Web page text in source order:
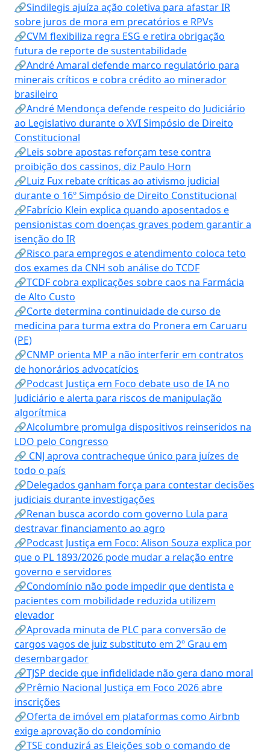
🔗Sindilegis ajuíza ação coletiva para afastar IR
sobre juros de mora em precatórios e RPVs
🔗CVM flexibiliza regra ESG e retira obrigação
futura de reporte de sustentabilidade
🔗André Amaral defende marco regulatório para
minerais críticos e cobra crédito ao minerador
brasileiro
🔗André Mendonça defende respeito do Judiciário
ao Legislativo durante o XVI Simpósio de Direito
Constitucional
🔗Leis sobre apostas reforçam tese contra
proibição dos cassinos, diz Paulo Horn
🔗Luiz Fux rebate críticas ao ativismo judicial
durante o 16º Simpósio de Direito Constitucional
🔗Fabrício Klein explica quando aposentados e
pensionistas com doenças graves podem garantir a
isenção do IR
🔗Risco para empregos e atendimento coloca teto
dos exames da CNH sob análise do TCDF
🔗TCDF cobra explicações sobre caos na Farmácia
de Alto Custo
🔗Corte determina continuidade de curso de
medicina para turma extra do Pronera em Caruaru
(PE)
🔗CNMP orienta MP a não interferir em contratos
de honorários advocatícios
🔗Podcast Justiça em Foco debate uso de IA no
Judiciário e alerta para riscos de manipulação
algorítmica
🔗Alcolumbre promulga dispositivos reinseridos na
LDO pelo Congresso
🔗 CNJ aprova contracheque único para juízes de
todo o país
🔗Delegados ganham força para contestar decisões
judiciais durante investigações
🔗Renan busca acordo com governo Lula para
destravar financiamento ao agro
🔗Podcast Justiça em Foco: Alison Souza explica por
que o PL 1893/2026 pode mudar a relação entre
governo e servidores
🔗Condomínio não pode impedir que dentista e
pacientes com mobilidade reduzida utilizem
elevador
🔗Aprovada minuta de PLC para conversão de
cargos vagos de juiz substituto em 2º Grau em
desembargador
🔗TJSP decide que infidelidade não gera dano moral
🔗Prêmio Nacional Justiça em Foco 2026 abre
inscrições
🔗Oferta de imóvel em plataformas como Airbnb
exige aprovação do condomínio
🔗TSE conduzirá as Eleições sob o comando de